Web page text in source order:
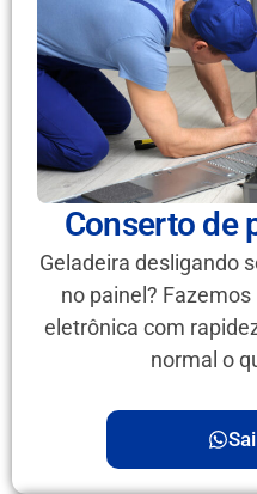
Conserto de
Geladeira desligando
no painel?
eletrônica com
normal o